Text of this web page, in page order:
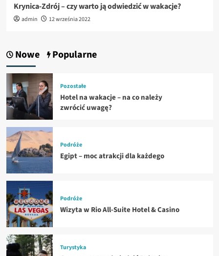
Krynica-Zdrój – czy warto ją odwiedzić w wakacje?
admin 12 września 2022
Nowe Popularne
Pozostałe
Hotel na wakacje – na co należy
zwrócić uwagę?
Podróże
Egipt – moc atrakcji dla każdego
Podróże
Wizyta w Rio All-Suite Hotel & Casino
Turystyka